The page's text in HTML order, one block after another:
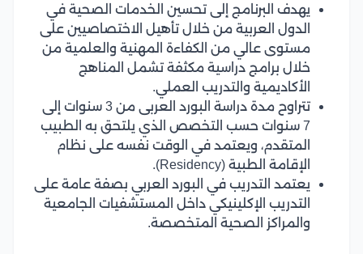
يهدف البرنامج إلى تحسين الخدمات الصحية في
الدول العربية من خلال تأهيل الاختصاصيين على
مستوى عالي من الكفاءة المهنية والعلمية من
خلال برامج دراسية مكثفة تشمل المناهج
الأكاديمية والتدريب العملي.
تتراوح مدة دراسة البورد العربى من 3 سنوات إلى
7 سنوات حسب التخصص الذي يلتحق به الطبيب
المتقدم، ويعتمد في الوقت نفسه على نظام
الإقامة الطبية (Residency).
يعتمد التدريب في البورد العربي بصفة عامة على
التدريب الإكلينيكي داخل المستشفيات الجامعية
والمراكز الصحية المتخصصة.